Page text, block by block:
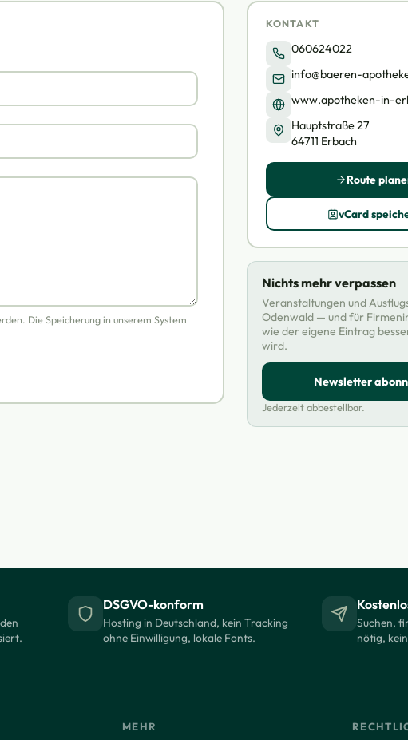
Die Speicherung in unserem System
KONTAKT
060624022
info@baeren-
www.apotheken-in-
Hauptstraße 27
64711 Erbach
Route
vCard
Nichts mehr verpassen
Veranstaltungen und
Odenwald — und für
wie der eigene Eintrag
wird.
Newsletter
Jederzeit abbestellbar.
DSGVO-konform
Hosting in Deutschland, kein Tracking
ohne Einwilligung, lokale Fonts.
Suchen,
nötig,
MEHR